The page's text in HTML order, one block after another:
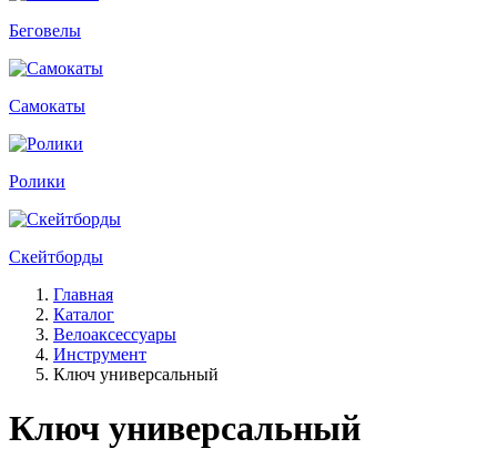
Беговелы
Самокаты
Ролики
Скейтборды
Главная
Каталог
Велоаксессуары
Инструмент
Ключ универсальный
Ключ универсальный